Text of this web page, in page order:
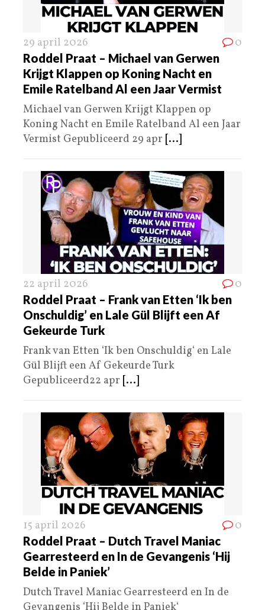
29 april 2026 0
Roddel Praat – Michael van Gerwen
Krijgt Klappen op Koning Nacht en
Emile Ratelband Al een Jaar Vermist
Michael van Gerwen Krijgt Klappen op
Koning Nacht en Emile Ratelband Al een Jaar
Vermist Gepubliceerd 29 apr [...]
22 april 2026 0
Roddel Praat – Frank van Etten ‘Ik ben
Onschuldig’ en Lale Gül Blijft een Af
Gekeurde Turk
Frank van Etten ‘Ik ben Onschuldig‘ en Lale
Gül Blijft een Af Gekeurde Turk
Gepubliceerd22 apr [...]
15 april 2026 0
Roddel Praat – Dutch Travel Maniac
Gearresteerd en In de Gevangenis ‘Hij
Belde in Paniek’
Dutch Travel Maniac Gearresteerd en In de